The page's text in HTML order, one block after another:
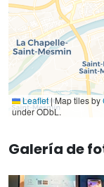
Leaflet|Map tiles by
under ODbL.
Galería de